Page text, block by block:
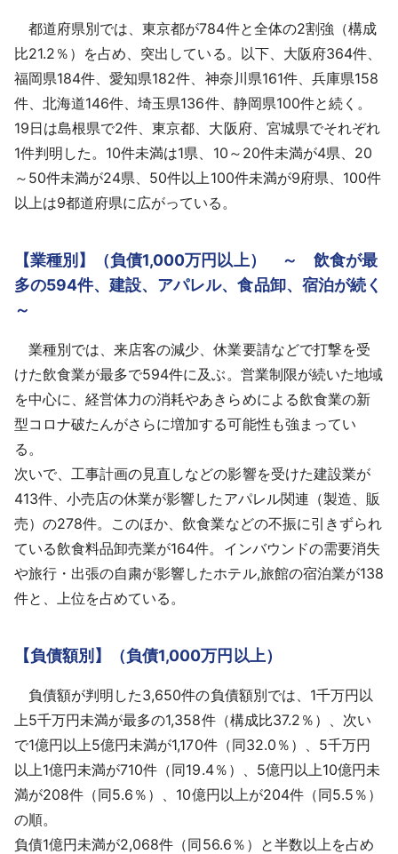
都道府県別では、東京都が784件と全体の2割強（構成
比21.2％）を占め、突出している。以下、大阪府364件、
福岡県184件、愛知県182件、神奈川県161件、兵庫県158
件、北海道146件、埼玉県136件、静岡県100件と続く。
19日は島根県で2件、東京都、大阪府、宮城県でそれぞれ
1件判明した。10件未満は1県、10～20件未満が4県、20
～50件未満が24県、50件以上100件未満が9府県、100件
以上は9都道府県に広がっている。
【業種別】（負債1,000万円以上） ～ 飲食が最
多の594件、建設、アパレル、食品卸、宿泊が続く
～
業種別では、来店客の減少、休業要請などで打撃を受
けた飲食業が最多で594件に及ぶ。営業制限が続いた地域
を中心に、経営体力の消耗やあきらめによる飲食業の新
型コロナ破たんがさらに増加する可能性も強まってい
る。
次いで、工事計画の見直しなどの影響を受けた建設業が
413件、小売店の休業が影響したアパレル関連（製造、販
売）の278件。このほか、飲食業などの不振に引きずられ
ている飲食料品卸売業が164件。インバウンドの需要消失
や旅行・出張の自粛が影響したホテル,旅館の宿泊業が138
件と、上位を占めている。
【負債額別】（負債1,000万円以上）
負債額が判明した3,650件の負債額別では、1千万円以
上5千万円未満が最多の1,358件（構成比37.2％）、次い
で1億円以上5億円未満が1,170件（同32.0％）、5千万円
以上1億円未満が710件（同19.4％）、5億円以上10億円未
満が208件（同5.6％）、10億円以上が204件（同5.5％）
の順。
負債1億円未満が2,068件（同56.6％）と半数以上を占め